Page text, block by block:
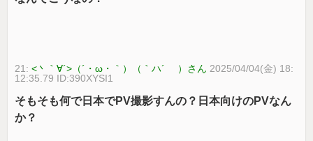
21:<丶｀∀´>（´・ω・｀）（｀ハ´ ）さん 2025/04/04(金) 18:
12:35.79 ID:390XYSI1
そもそも何で日本でPV撮影すんの？日本向けのPVなん
か？